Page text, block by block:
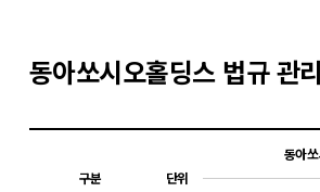
동아쏘시오홀딩스 법규 관리
구분 단위
동아